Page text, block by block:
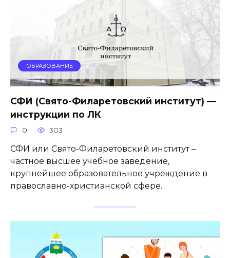
ОБРАЗОВАНИЕ
СФИ (Свято-Филаретовский институт) —
инструкции по ЛК
0 303
СФИ или Свято-Филаретовский институт –
частное высшее учебное заведение,
крупнейшее образовательное учреждение в
православно-христианской сфере.